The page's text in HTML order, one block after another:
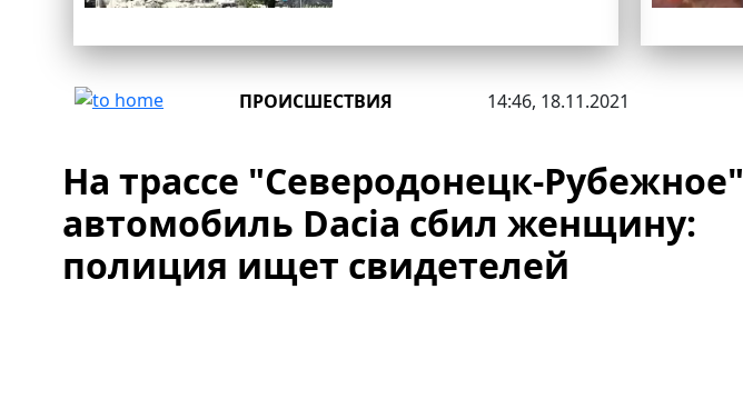
ПРОИСШЕСТВИЯ 14:46, 18.11.2021
На трассе "Северодонецк-Рубежное"
автомобиль Dacia сбил женщину:
полиция ищет свидетелей